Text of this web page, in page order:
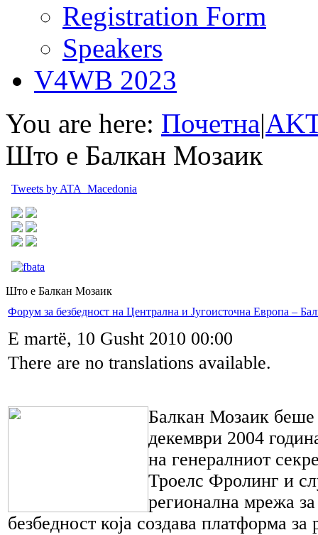
Registration Form
Speakers
V4WB 2023
You are here: Почетна|
Што е Балкан Мозаик
Tweets by ATA_Macedonia
Што е Балкан Мозаик
Форум за безбедност на Централна и Југоисточна Европа –
E martë, 10 Gusht 2010 00:00
There are no translations available.
Балкан Мозаик беше
декември 2004
на генералниот
Троелс Фролинг и
регионална мрежа
безбедност која создава платформа